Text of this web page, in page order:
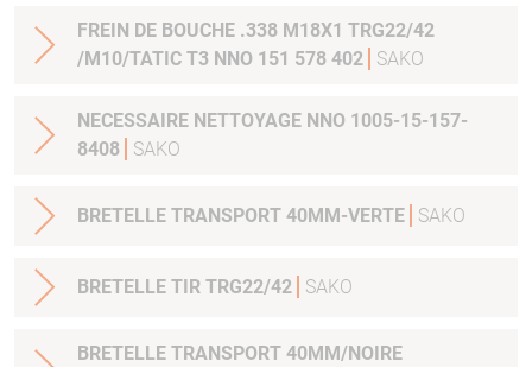
FREIN DE BOUCHE .338 M18X1 TRG22/42
/M10/TATIC T3 NNO 151 578 402
SAKO
NECESSAIRE NETTOYAGE NNO 1005-15-157-
8408
SAKO
BRETELLE TRANSPORT 40MM-VERTE SAKO
BRETELLE TIR TRG22/42 SAKO
BRETELLE TRANSPORT 40MM/NOIRE